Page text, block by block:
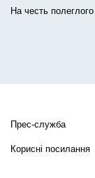
На честь
Прес-служба
Корисні посилання